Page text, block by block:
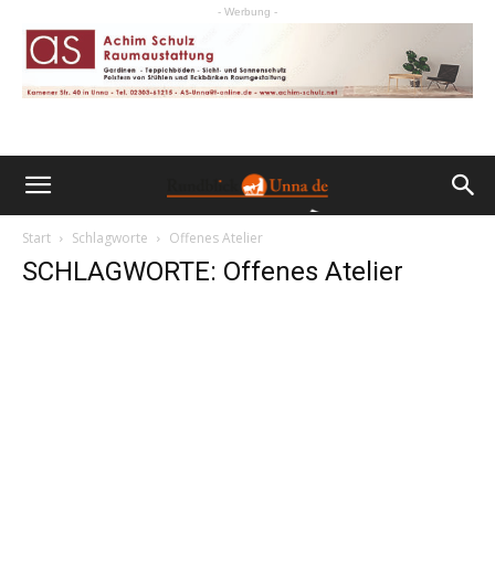
- Werbung -
Start Schlagworte Offenes Atelier
SCHLAGWORTE: Offenes Atelier